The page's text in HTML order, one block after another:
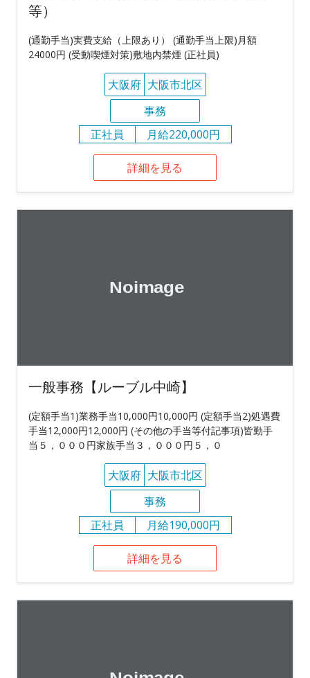
等）
(通勤手当)実費支給（上限あり） (通勤手当上限)月額
24000円 (受動喫煙対策)敷地内禁煙 (正社員)
大阪府 大阪市北区
事務
正社員
月給220,000円
詳細を見る
一般事務【ルーブル中崎】
(定額手当1)業務手当10,000円10,000円 (定額手当2)処遇費
手当12,000円12,000円 (その他の手当等付記事項)皆勤手
当５，０００円家族手当３，０００円５，０
大阪府 大阪市北区
事務
正社員
月給190,000円
詳細を見る